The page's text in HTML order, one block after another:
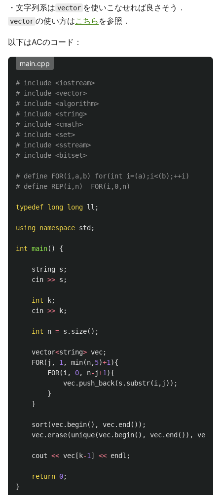
・文字列系は vector を使いこなせれば良さそう．
vector の使い方はこちら を参照．
以下はACのコード：
main.cpp
# include <iostream>
# include <vector>
# include <algorithm>
# include <string>
# include <cmath>
# include <set>
# include <sstream>
# define FOR(i,a,b) for(int i=(a);i<(b);++i)
typedef long long ll ;
using namespace std ;
int main() {
string s ;
cin >> s ;
int k;
cin >> k;
int n = s . size();
vector<string> vec;
FOR( j , 1 , min(n,5)+1 ){
FOR(i , 0, n- j+1 ){
vec. push_back(s . substr(i , j ));
}
}
sort (vec. begin(), vec. end ());
vec. erase(unique(vec. begin(), vec. end ()), vec
cout << vec [ k-1 ] << endl ;
return 0;
}